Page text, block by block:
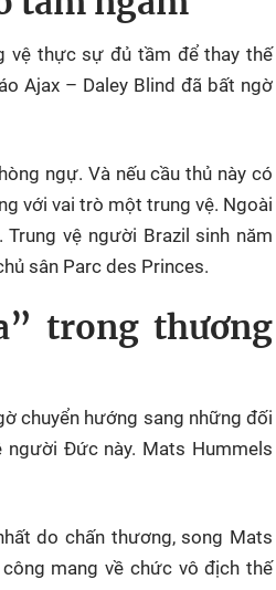
vệ thực sự đủ tầm để thay thế
Ajax – Daley Blind đã bất ngờ
ngự. Và nếu cầu thủ này có
với vai trò một trung vệ. Ngoài
Trung vệ người Brazil sinh năm
sân Parc des Princes.
trong thương
chuyển hướng sang những đối
Đức này. Mats Hummels
do chấn thương, song Mats
mang về chức vô địch thế